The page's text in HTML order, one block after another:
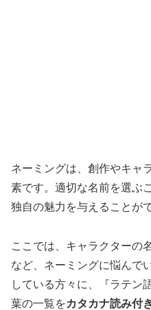
ネーミングは、創作やキャ
素です。適切な名前を選ぶ
独自の魅力を与えることが
ここでは、キャラクターの
など、ネーミングに悩んで
している方々に、『ラテン
葉の一覧をカタカナ読み付